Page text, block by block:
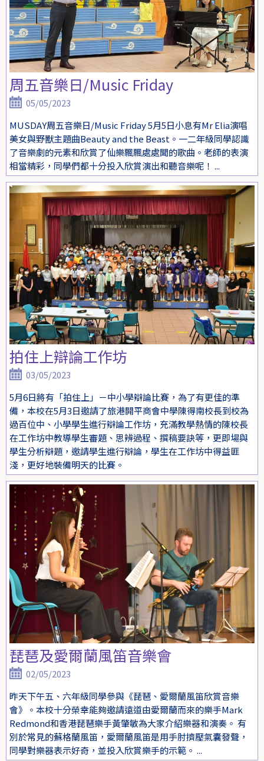
周五音樂日/Music Friday
05/05/2023
MUSDAY周五音樂日/Music Friday 5月5日小息有Mr Elia演唱
美女與野獸主題曲Beauty and the Beast。一二年級同學認識
了音樂劇的元素和欣賞了仙樂飄飄處處聞的歌曲。老師的表演
相當精彩，同學們都十分投入欣賞演出和聽音樂呢！ ...
拍住上辯論工作坊
03/05/2023
5月6日將有「拍住上」－中小學辯論比賽，為了有更佳的準
備，本校在5月3日邀請了旅港開平商會中學陳得南校長到校為
過百位中、小學學生進行辯論工作坊，充滿教學熱情的陳校長
在工作坊中教導學生審題、思辨過程、撰稿要訣等，更即場與
學生分析辯題，邀請學生進行辯論，學生在工作坊中得益匪
淺，更好地裝備明天的比賽。
琵琶及愛爾蘭風笛音樂會
02/05/2023
昨天下午五、六年級同學參與《琵琶、愛爾蘭風笛欣賞音樂
會》。本校十分榮幸能夠邀請遠道由愛爾蘭而來的樂手Mark
Redmond和香港琵琶樂手黃肇敏為大家介紹樂器和演奏。 有
別於常見的蘇格蘭風笛，愛爾蘭風笛是用手肘擠壓氣囊發聲，
同學對樂器表示好奇，並投入欣賞樂手的示範。 ...